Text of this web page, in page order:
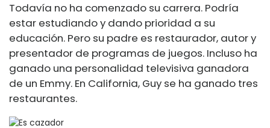
Todavía no ha comenzado su carrera. Podría
estar estudiando y dando prioridad a su
educación. Pero su padre es restaurador, autor y
presentador de programas de juegos. Incluso ha
ganado una personalidad televisiva ganadora
de un Emmy. En California, Guy se ha ganado tres
restaurantes.